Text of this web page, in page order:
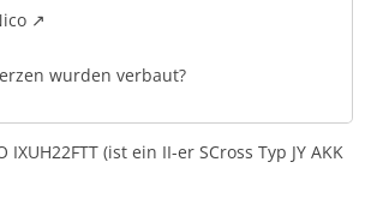
wurden verbaut?
IXUH22FTT (ist ein II-er SCross Typ JY AKK